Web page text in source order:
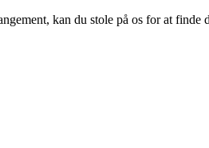
kan du stole på os for at finde